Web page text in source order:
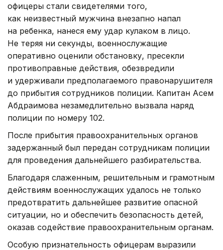
офицеры стали свидетелями того,
как неизвестный мужчина внезапно напал
на ребенка, нанеся ему удар кулаком в лицо.
Не теряя ни секунды, военнослужащие
оперативно оценили обстановку, пресекли
противоправные действия, обезвредили
и удерживали предполагаемого правонарушителя
до прибытия сотрудников полиции. Капитан Асем
Абдраимова незамедлительно вызвала наряд
полиции по номеру 102.
После прибытия правоохранительных органов
задержанный был передан сотрудникам полиции
для проведения дальнейшего разбирательства.
Благодаря слаженным, решительным и грамотным
действиям военнослужащих удалось не только
предотвратить дальнейшее развитие опасной
ситуации, но и обеспечить безопасность детей,
оказав содействие правоохранительным органам.
Особую признательность офицерам выразили